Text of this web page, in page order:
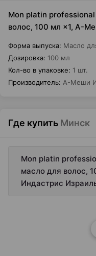
Mon platin
волос, 100 мл ×1, А-
Форма выпуска: Масло
Дозировка: 100 мл
Кол-во в упаковке: 1 шт.
Производитель: А-Меши
Где купить Минск
Mon platin
масло для волос,
Индастрис